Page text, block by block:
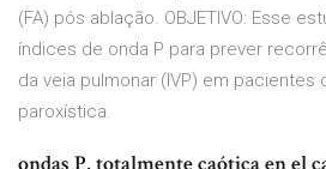
(FA) pós ablação. OBJETIVO: Esse
índices de onda P para prever
da veia pulmonar (IVP) em pacientes
paroxística.